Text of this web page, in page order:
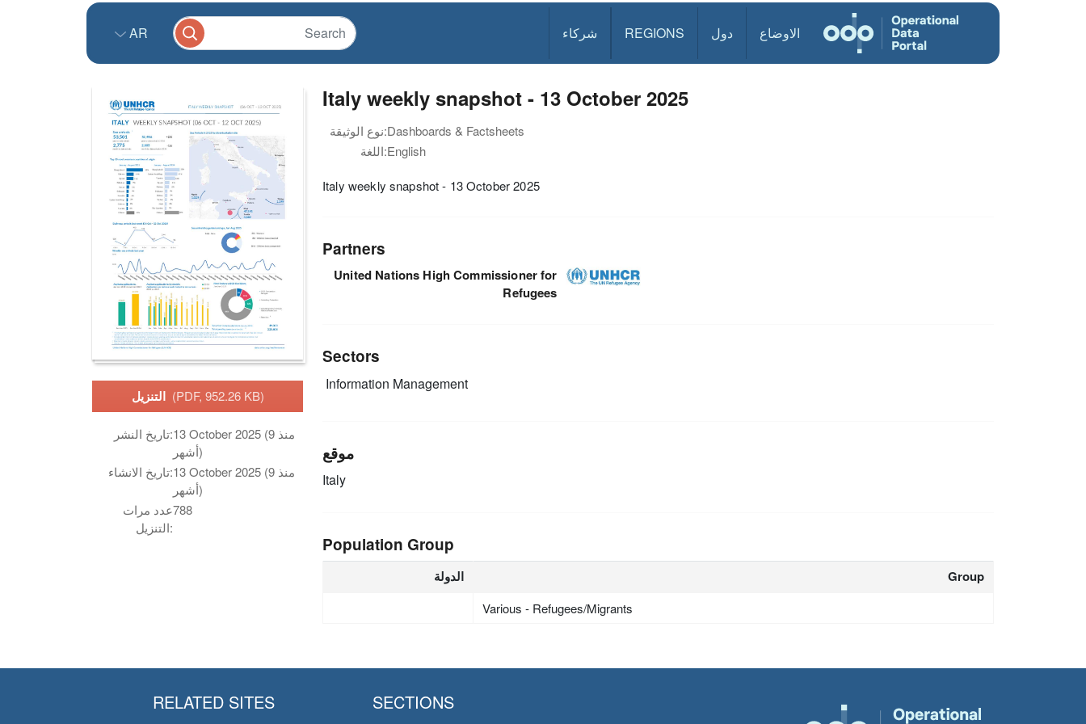
الاوضاع دول REGIONS شركاء AR
التنزيل (PDF, 952.26 KB)
تاريخ النشر:13 October 2025 (منذ 9
أشهر)
تاريخ الانشاء:13 October 2025 (منذ 9
أشهر)
عدد مرات
التنزيل:
788
Italy weekly snapshot - 13 October 2025
نوع الوثيقة:Dashboards & Factsheets
اللغة:English
Italy weekly snapshot - 13 October 2025
Partners
United Nations High Commissioner for
Refugees
Sectors
Information Management
موقع
Italy
Population Group
الدولة Group
Various - Refugees/Migrants
SECTIONS
RELATED SITES